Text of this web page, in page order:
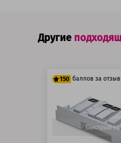
Другие
150 баллов за отзыв
125 баллов
150 баллов
Быстрый